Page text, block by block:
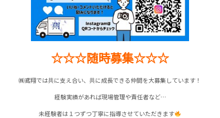
☆☆☆随時募集☆☆☆
㈱鳶翔では共に支え合い、共に成長できる仲間を大募集しています！
経験実績があれば現場管理や責任者など…
未経験者は１つずつ丁寧に指導させていただきます